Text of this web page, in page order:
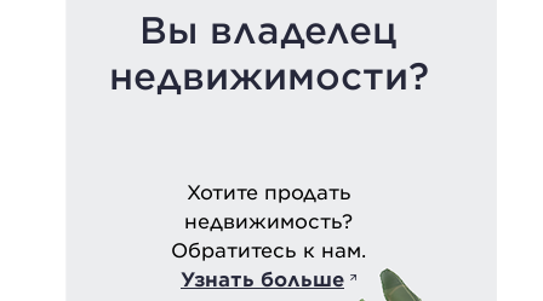
Вы владелец
недвижимости?
Хотите продать
недвижимость?
Обратитесь к нам.
Узнать больше